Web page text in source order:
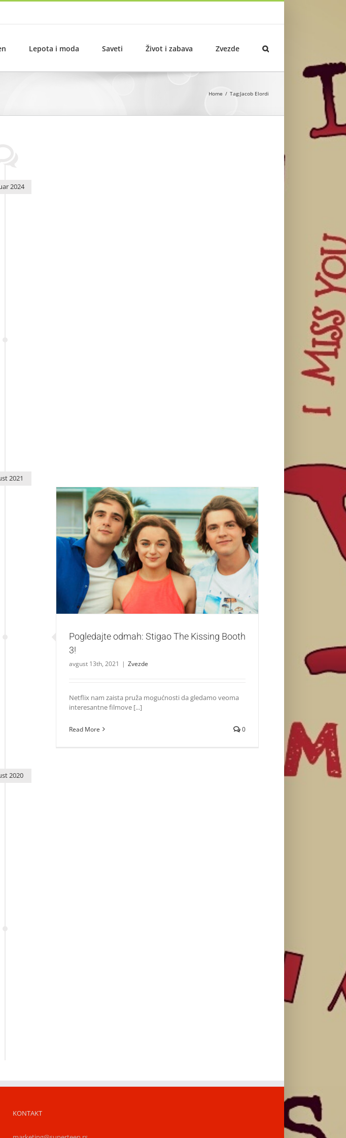
Lepota i moda Saveti Život i zabava Zvezde
Home Tag:Jacob Elordi
2024
2021
Pogledajte odmah: Stigao The Kissing Booth 3!
Zvezde
Pogledajte odmah: Stigao The Kissing Booth
3!
avgust 13th, 2021 | Zvezde
Netflix nam zaista pruža mogućnosti da gledamo veoma
interesantne filmove [...]
Read More 0
2020
KONTAKT